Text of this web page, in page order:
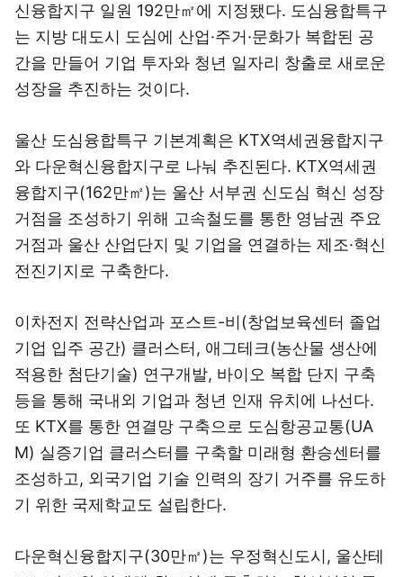
신융합지구 일원 192만㎡에 지정됐다. 도심융합특구
는 지방 대도시 도심에 산업·주거·문화가 복합된 공
간을 만들어 기업 투자와 청년 일자리 창출로 새로운
성장을 추진하는 것이다.
울산 도심융합특구 기본계획은 KTX역세권융합지구
와 다운혁신융합지구로 나눠 추진된다. KTX역세권
융합지구(162만㎡)는 울산 서부권 신도심 혁신 성장
거점을 조성하기 위해 고속철도를 통한 영남권 주요
거점과 울산 산업단지 및 기업을 연결하는 제조·혁신
전진기지로 구축한다.
이차전지 전략산업과 포스트-비(창업보육센터 졸업
기업 입주 공간) 클러스터, 애그테크(농산물 생산에
적용한 첨단기술) 연구개발, 바이오 복합 단지 구축
등을 통해 국내외 기업과 청년 인재 유치에 나선다.
또 KTX를 통한 연결망 구축으로 도심항공교통(UA
M) 실증기업 클러스터를 구축할 미래형 환승센터를
조성하고, 외국기업 기술 인력의 장기 거주를 유도하
기 위한 국제학교도 설립한다.
다운혁신융합지구(30만㎡)는 우정혁신도시, 울산테